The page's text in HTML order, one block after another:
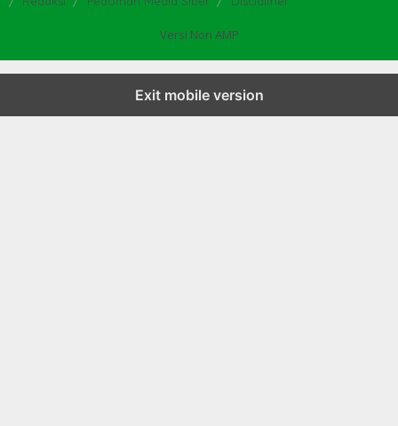
Versi Non AMP
Exit mobile version